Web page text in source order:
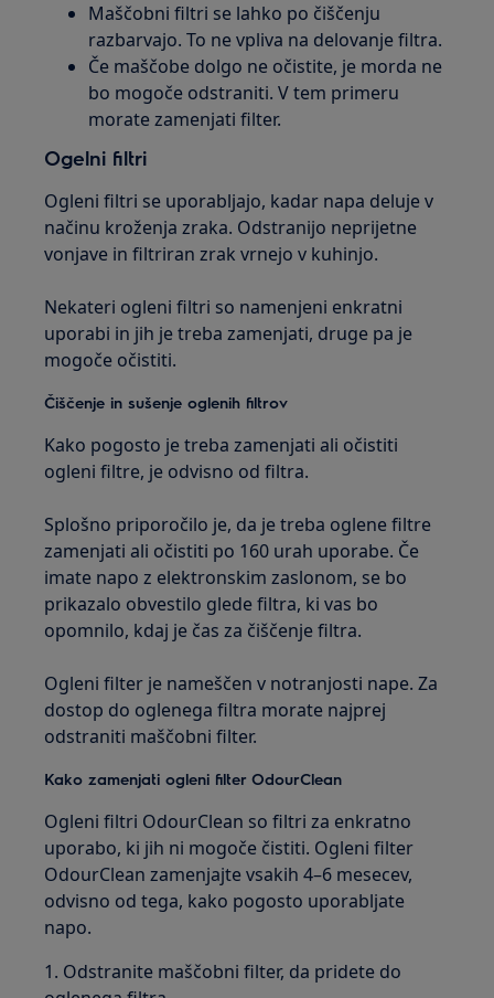
Maščobni filtri se lahko po čiščenju
razbarvajo. To ne vpliva na delovanje filtra.
Če maščobe dolgo ne očistite, je morda ne
bo mogoče odstraniti. V tem primeru
morate zamenjati filter.
Ogelni filtri
Ogleni filtri se uporabljajo, kadar napa deluje v
načinu kroženja zraka. Odstranijo neprijetne
vonjave in filtriran zrak vrnejo v kuhinjo.
Nekateri ogleni filtri so namenjeni enkratni
uporabi in jih je treba zamenjati, druge pa je
mogoče očistiti.
Čiščenje in sušenje oglenih filtrov
Kako pogosto je treba zamenjati ali očistiti
ogleni filtre, je odvisno od filtra.
Splošno priporočilo je, da je treba oglene filtre
zamenjati ali očistiti po 160 urah uporabe. Če
imate napo z elektronskim zaslonom, se bo
prikazalo obvestilo glede filtra, ki vas bo
opomnilo, kdaj je čas za čiščenje filtra.
Ogleni filter je nameščen v notranjosti nape. Za
dostop do oglenega filtra morate najprej
odstraniti maščobni filter.
Kako zamenjati ogleni filter OdourClean
Ogleni filtri OdourClean so filtri za enkratno
uporabo, ki jih ni mogoče čistiti. Ogleni filter
OdourClean zamenjajte vsakih 4–6 mesecev,
odvisno od tega, kako pogosto uporabljate
napo.
1. Odstranite maščobni filter, da pridete do